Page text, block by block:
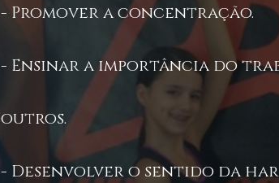
- Promover a concentração.
- Ensinar a importância do
outros.
- Desenvolver o sentido da